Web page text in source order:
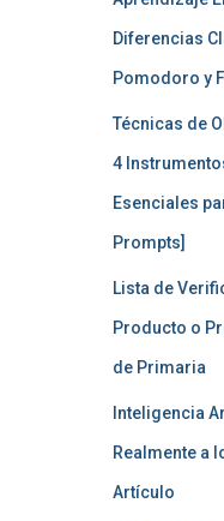
Diferencias
Pomodoro y
Técnicas de
4
Esenciales
Prompts]
Lista de
Producto o
de Primaria
Inteligencia
Realmente a
Artículo